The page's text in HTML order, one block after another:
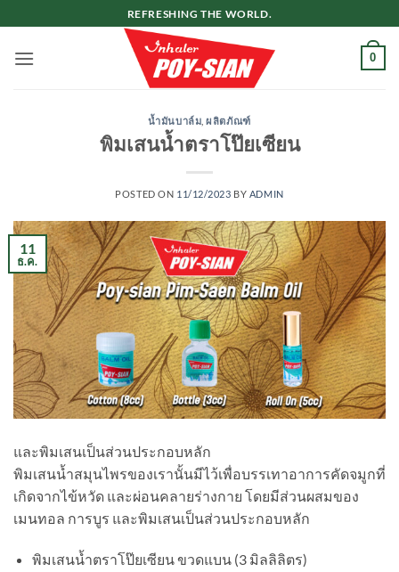
ไป
REFRESHING THE WORLD.
0
น้ำมันบาล์ม ,ผลิตภัณฑ์
พิมเสนน้ำตราโป๊ยเซียน
POSTED ON 11/12/2023 BY ADMIN
11
ธ.ค.
และพิมเสนเป็นส่วนประกอบหลัก
พิมเสนน้ำสมุนไพรของเรานั้นมีไว้เพื่อบรรเทาอาการคัดจมูกที่
เกิดจากไข้หวัด และผ่อนคลายร่างกาย โดยมีส่วนผสมของ
เมนทอล การบูร และพิมเสนเป็นส่วนประกอบหลัก
พิมเสนน้ำตราโป๊ยเซียน ขวดแบน (3 มิลลิลิตร)